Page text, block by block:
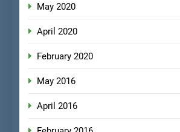
May 2020
April 2020
February 2020
May 2016
April 2016